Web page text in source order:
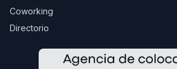
Coworking
Directorio